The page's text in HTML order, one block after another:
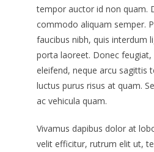
tempor auctor id non quam.
commodo aliquam semper.
faucibus nibh, quis interdum
porta laoreet. Donec feugiat,
eleifend, neque arcu sagittis
luctus purus risus at quam.
ac vehicula quam.
Vivamus dapibus dolor at
velit efficitur, rutrum elit ut,